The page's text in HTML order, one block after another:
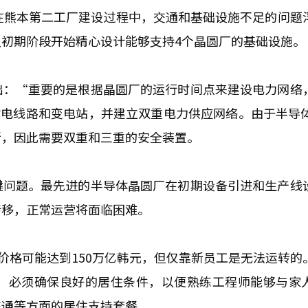
本第二工厂建设过程中，交通和基础设施不足的问题
期阶段开始精心设计能够支持4个晶圆厂的基础设施。
“重要的是根据晶圆厂的运行时间点来建设电力网络
线路和变电站，并建立双重电力供应网络。由于半导
因此需要双重和三重的安全装置。
题。最先进的半导体晶圆厂在初期设备引进和生产线
，正常运营将面临困难。
可能达到150万亿韩元，但仅靠新员工是无法运转
须确保良好的居住条件，以便熟练工程师能够与家